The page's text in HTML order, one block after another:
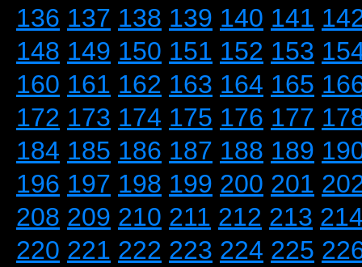
136 137 138 139 140 141
148 149 150 151 152 153
160 161 162 163 164 165
172 173 174 175 176 177
184 185 186 187 188 189
196 197 198 199 200 201
208 209 210 211 212 213
220 221 222 223 224 225